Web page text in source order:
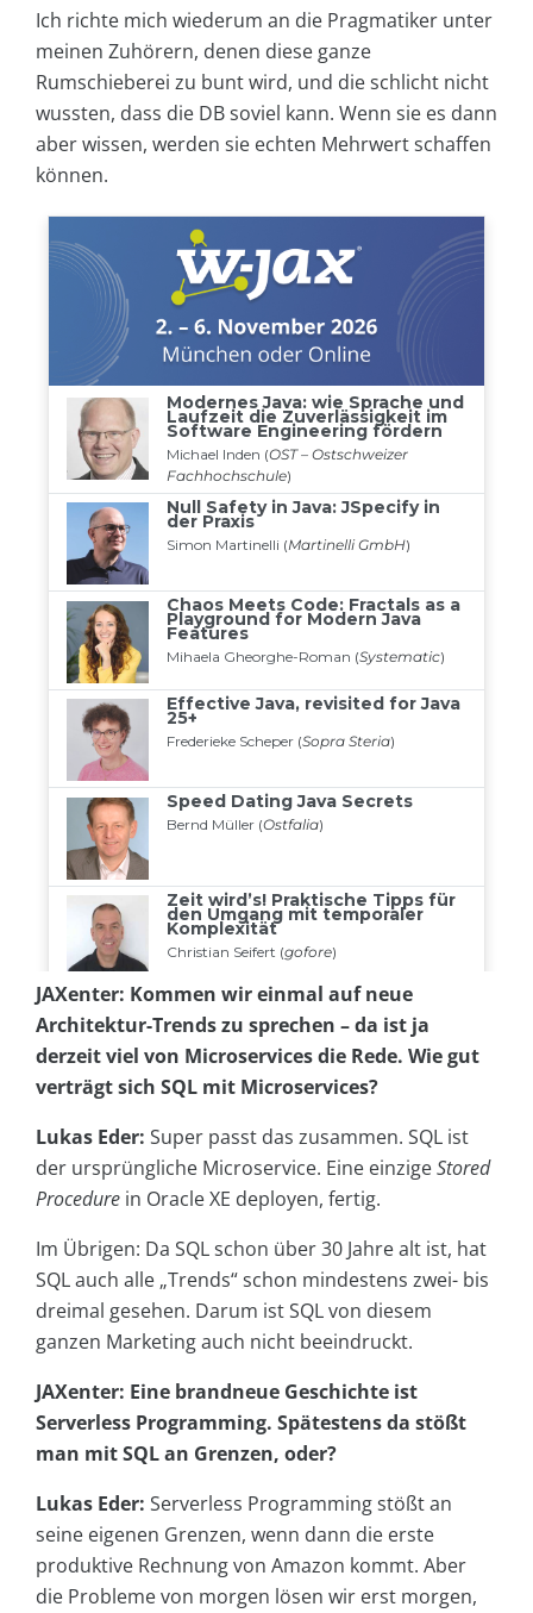
Ich richte mich wiederum an die Pragmatiker unter
meinen Zuhörern, denen diese ganze
Rumschieberei zu bunt wird, und die schlicht nicht
wussten, dass die DB soviel kann. Wenn sie es dann
aber wissen, werden sie echten Mehrwert schaffen
können.
JAXenter: Kommen wir einmal auf neue
Architektur-Trends zu sprechen – da ist ja
derzeit viel von Microservices die Rede. Wie gut
verträgt sich SQL mit Microservices?
Lukas Eder: Super passt das zusammen. SQL ist
der ursprüngliche Microservice. Eine einzigeStored
Procedure in Oracle XE deployen, fertig.
Im Übrigen: Da SQL schon über 30 Jahre alt ist, hat
SQL auch alle „Trends“ schon mindestens zwei- bis
dreimal gesehen. Darum ist SQL von diesem
ganzen Marketing auch nicht beeindruckt.
JAXenter: Eine brandneue Geschichte ist
Serverless Programming. Spätestens da stößt
man mit SQL an Grenzen, oder?
Lukas Eder: Serverless Programming stößt an
seine eigenen Grenzen, wenn dann die erste
produktive Rechnung von Amazon kommt. Aber
die Probleme von morgen lösen wir erst morgen,